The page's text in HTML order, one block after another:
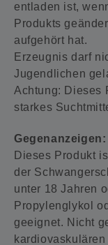
entladen ist,
Produkts
aufgehört hat.
Erzeugnis darf
Jugendlichen
Achtung: Dieses
starkes
Gegenanzeigen:
Dieses Produkt
der
unter 18 Jahren
Propylenglykol
geeignet. Nicht